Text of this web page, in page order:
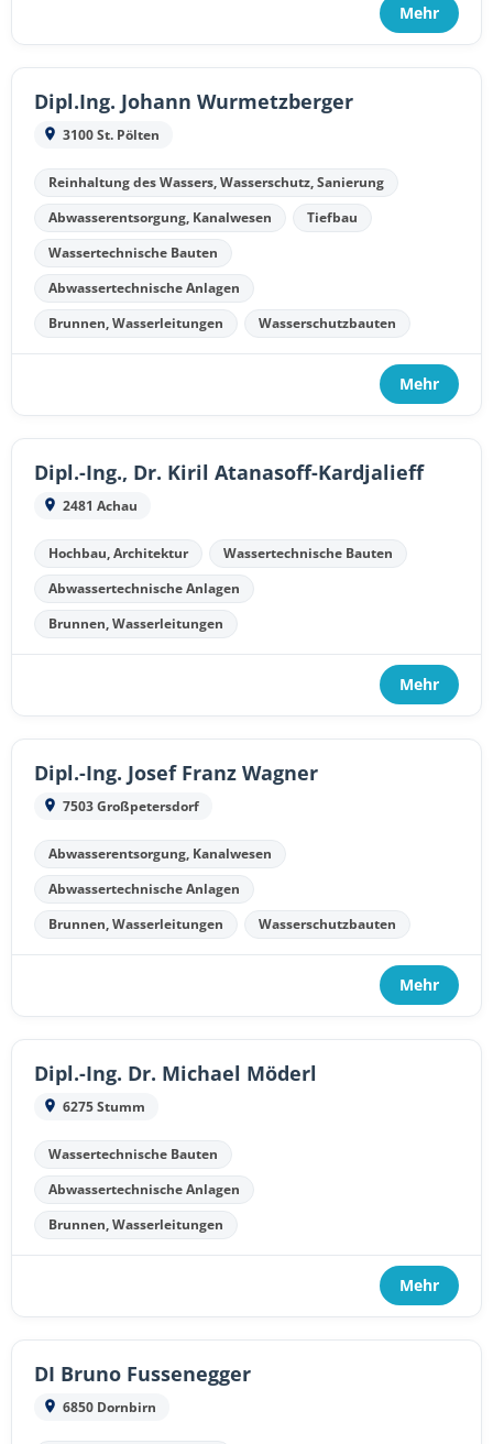
Mehr
Dipl.Ing. Johann Wurmetzberger
3100 St. Pölten
Reinhaltung des Wassers, Wasserschutz, Sanierung
Abwasserentsorgung, Kanalwesen
Tiefbau
Wassertechnische Bauten
Abwassertechnische Anlagen
Brunnen, Wasserleitungen
Wasserschutzbauten
Mehr
Dipl.-Ing., Dr. Kiril Atanasoff-Kardjalieff
2481 Achau
Hochbau, Architektur
Wassertechnische Bauten
Abwassertechnische Anlagen
Brunnen, Wasserleitungen
Mehr
Dipl.-Ing. Josef Franz Wagner
7503 Großpetersdorf
Abwasserentsorgung, Kanalwesen
Abwassertechnische Anlagen
Brunnen, Wasserleitungen
Wasserschutzbauten
Mehr
Dipl.-Ing. Dr. Michael Möderl
6275 Stumm
Wassertechnische Bauten
Abwassertechnische Anlagen
Brunnen, Wasserleitungen
Mehr
DI Bruno Fussenegger
6850 Dornbirn